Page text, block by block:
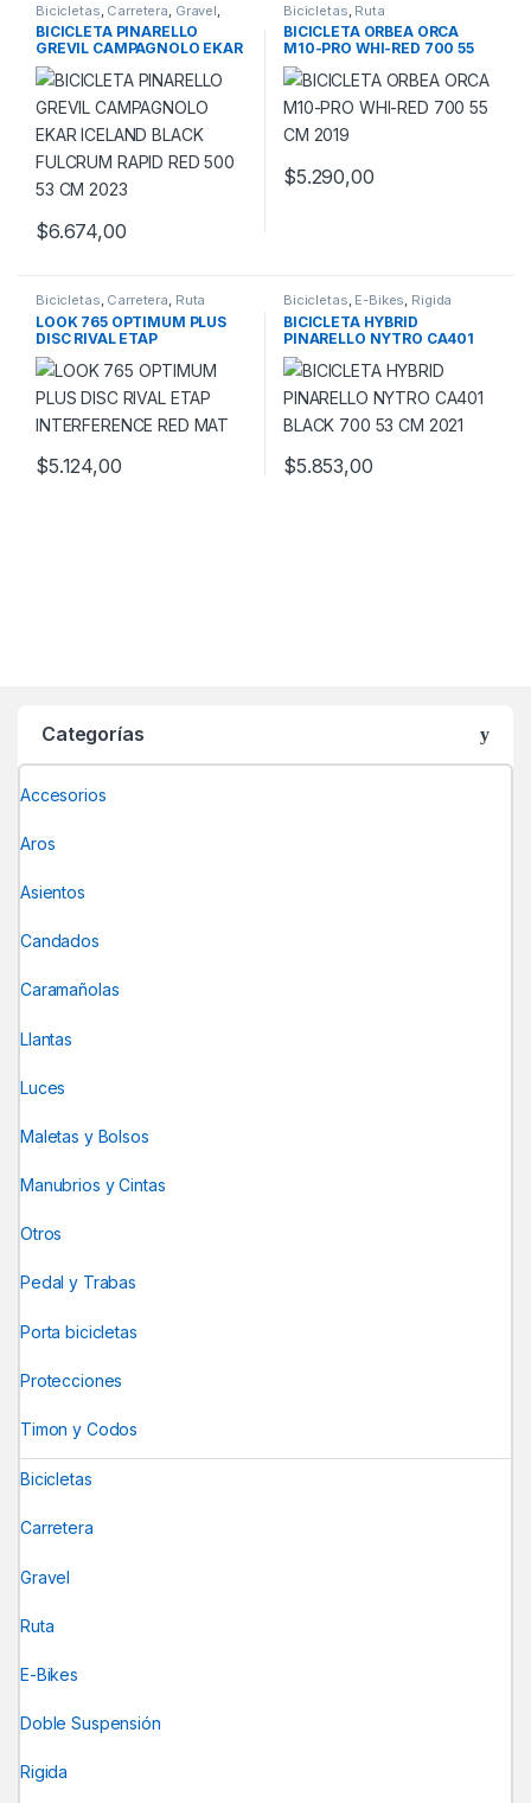
Bicicletas Carretera Gravel
Promoción Bici, Promociones
BICICLETA PINARELLO
GREVIL CAMPAGNOLO EKAR
ICELAND BLACK FULCRUM
RAPID RED 500 53 CM 2023
$6.674,00
Este producto tiene múltiples variantes. Las opciones se
Bicicletas Ruta
BICICLETA ORBEA ORCA
M10-PRO WHI-RED 700 55
CM 2019
$5.290,00
Este producto tiene múltiples
Bicicletas, Carretera, Ruta
LOOK 765 OPTIMUM PLUS
DISC RIVAL ETAP
INTERFERENCE RED MAT
$5.124,00
Bicicletas, E-Bikes, Rigida
BICICLETA HYBRID
PINARELLO NYTRO CA401
BLACK 700 53 CM 2021
$5.853,00
Categorías
Accesorios
Aros
Asientos
Candados
Caramañolas
Llantas
Luces
Maletas y Bolsos
Manubrios y Cintas
Otros
Pedal y Trabas
Porta bicicletas
Protecciones
Timon y Codos
Bicicletas
Carretera
Gravel
Ruta
E-Bikes
Doble Suspensión
Rigida